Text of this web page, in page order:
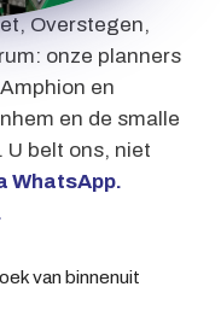
Overstegen,
onze planners
en
en de smalle
U belt ons, niet
WhatsApp.
van binnenuit